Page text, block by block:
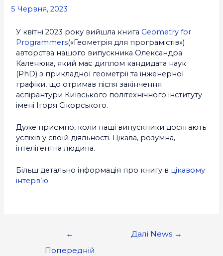
5 Червня, 2023
У квітні 2023 року вийшла книга Geometry for
Programmers(«Геометрія для програмістів»)
авторства нашого випускника Олександра
Каленюка, який має диплом кандидата наук
(PhD) з прикладної геометрії та інженерної
графіки, що отримав після закінчення
аспірантури Київського політехнічного інституту
імені Ігоря Сікорського.
Дуже приємно, коли наші випускники досягають
успіхів у своїй діяльності. Цікава, розумна,
інтелігентна людина.
Більш детально інформація про книгу в цікавому
інтерв’ю.
←
Попередній
Далі News →